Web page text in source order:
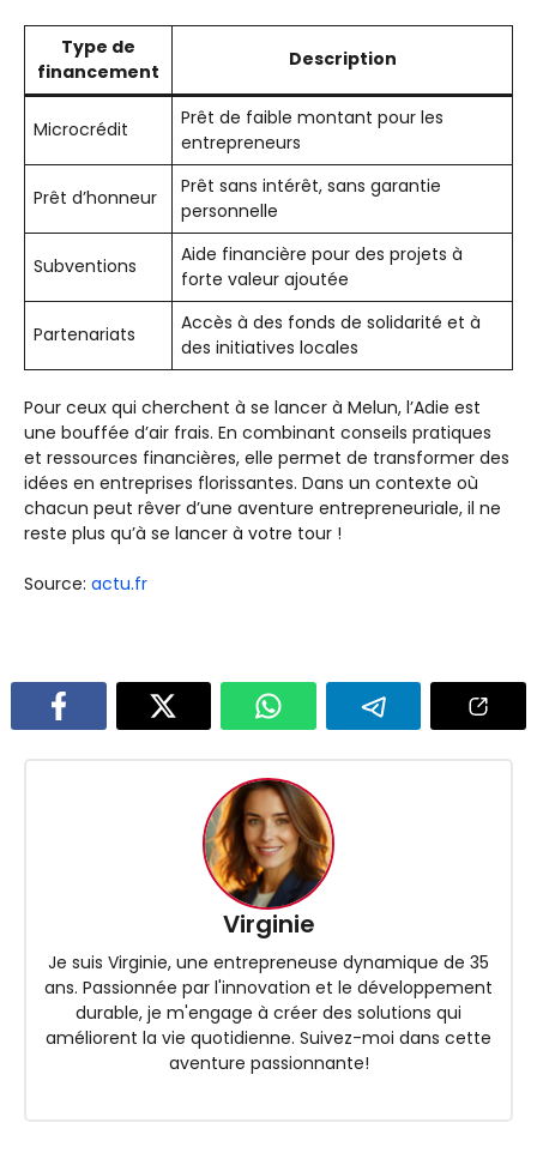
Type de
financement
Description
Microcrédit
Prêt de faible montant pour les
entrepreneurs
Prêt d’honneur
Prêt sans intérêt, sans garantie
personnelle
Subventions
Aide financière pour des projets à
forte valeur ajoutée
Partenariats
Accès à des fonds de solidarité et à
des initiatives locales
Pour ceux qui cherchent à se lancer à Melun, l’Adie est
une bouffée d’air frais. En combinant conseils pratiques
et ressources financières, elle permet de transformer des
idées en entreprises florissantes. Dans un contexte où
chacun peut rêver d’une aventure entrepreneuriale, il ne
reste plus qu’à se lancer à votre tour !
Source: actu.fr
Virginie
Je suis Virginie, une entrepreneuse dynamique de 35
ans. Passionnée par l'innovation et le développement
durable, je m'engage à créer des solutions qui
améliorent la vie quotidienne. Suivez-moi dans cette
aventure passionnante!